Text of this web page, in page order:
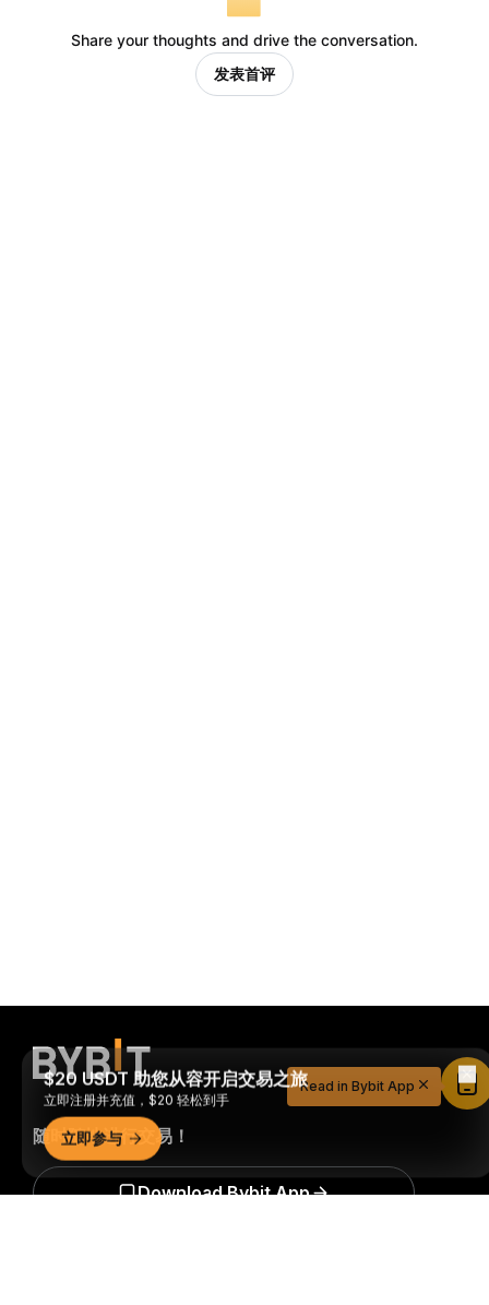
Share your thoughts and drive the conversation.
发表首评
随时随地进行交易！
Download Bybit App
$20 USDT 助您从容开启交易之旅
立即注册并充值，$20 轻松到手
立即参与
Read in Bybit App